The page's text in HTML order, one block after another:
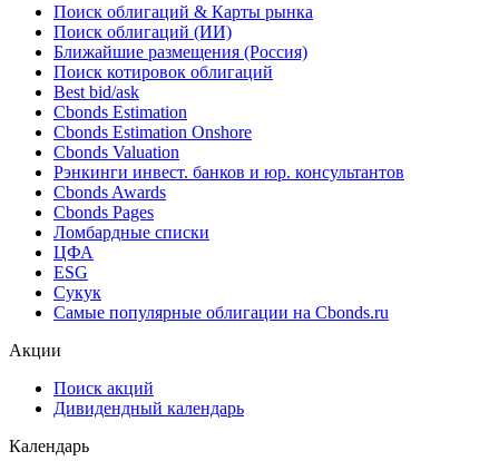
Поиск облигаций & Карты рынка
Поиск облигаций (ИИ)
Ближайшие размещения (Россия)
Поиск котировок облигаций
Best bid/ask
Cbonds Estimation
Cbonds Estimation Onshore
Cbonds Valuation
Рэнкинги инвест. банков и юр. консультантов
Cbonds Awards
Cbonds Pages
Ломбардные списки
ЦФА
ESG
Сукук
Самые популярные облигации на Cbonds.ru
Акции
Поиск акций
Дивидендный календарь
Календарь